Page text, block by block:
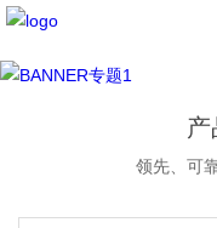
产
领先、可